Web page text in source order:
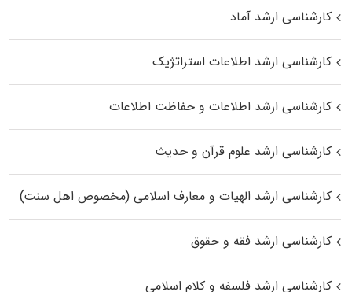
کارشناسی ارشد آماد
کارشناسی ارشد اطلاعات استراتژیک
کارشناسی ارشد اطلاعات و حفاظت اطلاعات
کارشناسی ارشد علوم قرآن و حدیث
کارشناسی ارشد الهیات و معارف اسلامی (مخصوص اهل سنت)
کارشناسی ارشد فقه و حقوق
کارشناسی ارشد فلسفه و کلام اسلامی